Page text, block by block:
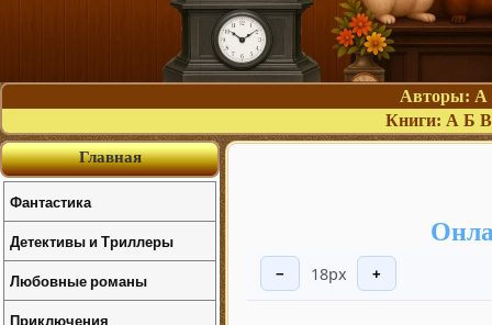
Авторы: А
Книги: А Б В
− 18px +
Главная
Фантастика
Детективы и Триллеры
Любовные романы
Приключения